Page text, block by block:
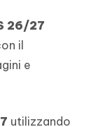
26/27
il
e
utilizzando